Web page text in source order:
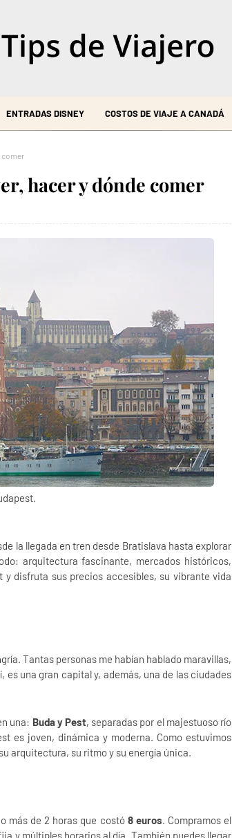
ENTRADAS DISNEY COSTOS DE VIAJE A CANADÁ
comer
hacer y dónde comer
la llegada en tren desde Bratislava hasta explorar
arquitectura fascinante, mercados históricos,
disfruta sus precios accesibles, su vibrante vida
Tantas personas me habían hablado maravillas,
es una gran capital y, además, una de las ciudades
una: Buda y Pest, separadas por el majestuoso río
es joven, dinámica y moderna. Como estuvimos
arquitectura, su ritmo y su energía única.
más de 2 horas que costó 8 euros. Compramos el
y múltiples horarios al día. También puedes llegar